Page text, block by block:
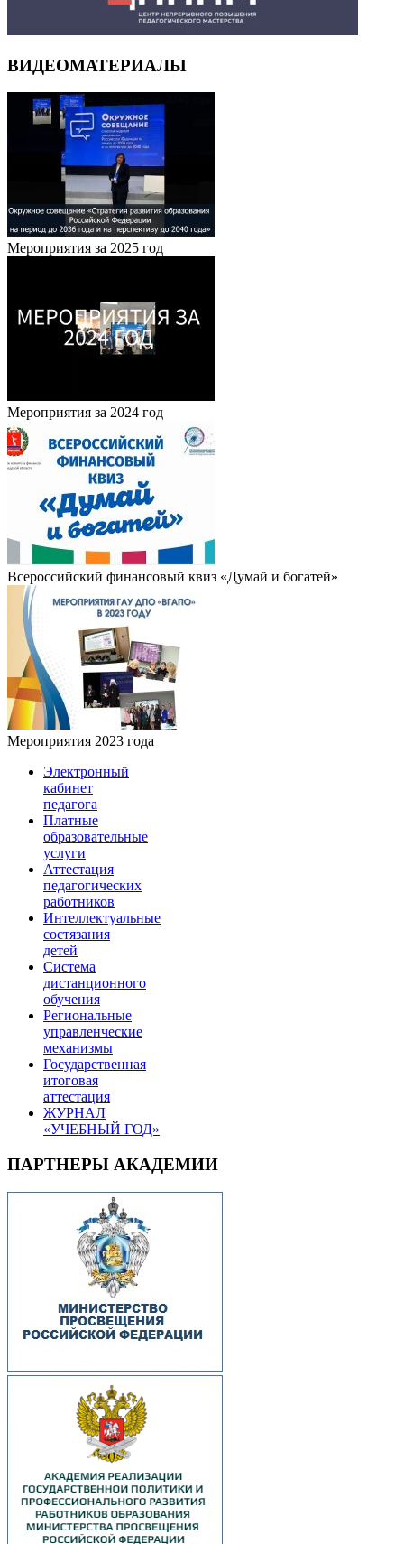
ВИДЕОМАТЕРИАЛЫ
Мероприятия за 2025 год
Мероприятия за 2024 год
Всероссийский финансовый квиз «Думай и богатей»
Мероприятия 2023 года
Электронный
кабинет
педагога
Платные
образовательные
услуги
Аттестация
педагогических
работников
Интеллектуальные
состязания
детей
Система
дистанционного
обучения
Региональные
управленческие
механизмы
Государственная
итоговая
аттестация
ЖУРНАЛ
«УЧЕБНЫЙ ГОД»
ПАРТНЕРЫ АКАДЕМИИ